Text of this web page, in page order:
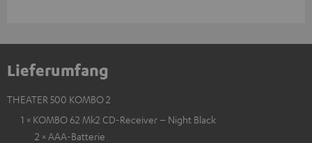
Lieferumfang
THEATER 500 KOMBO 2
1 × KOMBO 62 Mk2 CD-Receiver – Night Black
2 × AAA-Batterie